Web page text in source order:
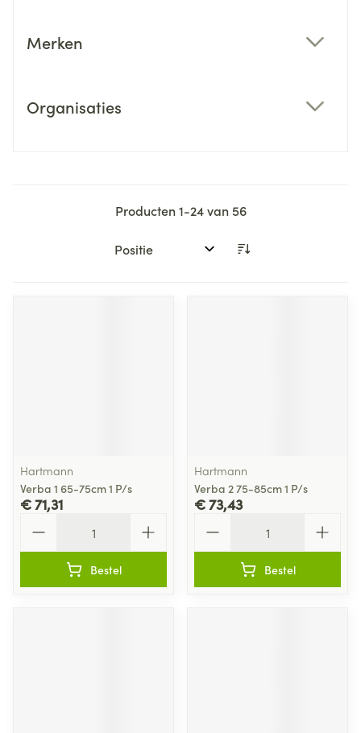
Merken
Organisaties
Producten1-24van56
Sorteer op:
Hartmann
Verba 1 65-75cm 1 P/s
€ 71,31
Bestel
Hartmann
Verba 2 75-85cm 1 P/s
€ 73,43
Bestel